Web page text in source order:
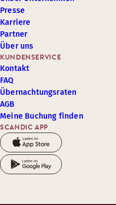
SCANDIC APP
KUNDENSERVICE
Kontakt
FAQ
Übernachtungsraten
AGB
Meine Buchung finden
Presse
Karriere
Partner
Über uns